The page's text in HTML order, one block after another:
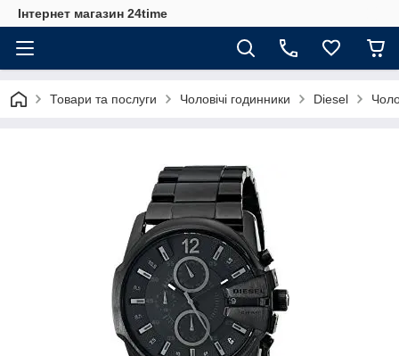
Інтернет магазин 24time
Товари та послуги Чоловічі годинники Diesel